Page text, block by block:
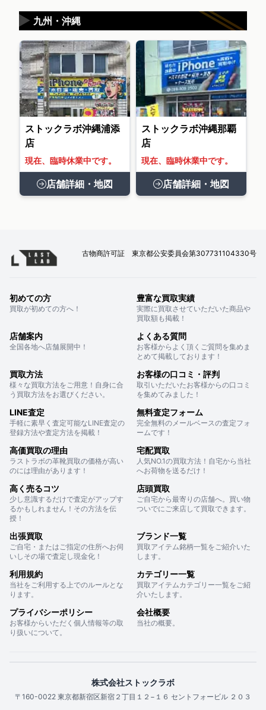
九州・沖縄
▶
ストックラボ沖縄浦添
店
現在、臨時休業中です。
店舗詳細・地図
ストックラボ沖縄那覇
店
現在、臨時休業中です。
店舗詳細・地図
古物商許可証 東京都公安委員会第307731104330号
初めての方
買取が初めての方へ！
豊富な買取実績
実際に買取させていただいた商品や
買取額も掲載！
店舗案内
全国各地へ店舗展開中！
よくある質問
お客様からよく頂くご質問を集めま
とめて掲載しております！
買取方法
様々な買取方法をご用意！自身に合
う買取方法をお選びください。
お客様の口コミ・評判
取引いただいたお客様からの口コミ
を集めてみました！
LINE査定
手軽に素早く査定可能なLINE査定の
登録方法や査定方法を掲載！
無料査定フォーム
完全無料のメールベースの査定フォ
ームです！
高価買取の理由
ラストラボの革靴買取の価格が高い
のには理由があります！
宅配買取
人気NO.1の買取方法！自宅から当社
へお荷物を送るだけ！
高く売るコツ
少し意識するだけで査定がアップす
るかもしれません！その方法を伝
授！
店頭買取
ご自宅から最寄りの店舗へ。買い物
ついでにご来店して買取できます。
出張買取
ご自宅・またはご指定の住所へお伺
いしその場で査定し現金化！
ブランド一覧
買取アイテム銘柄一覧をご紹介いた
します。
利用規約
当社をご利用する上でのルールとな
ります。
カテゴリー一覧
買取アイテムカテゴリー一覧をご紹
介いたします。
プライバシーポリシー
お客様からいただく個人情報等の取
り扱いについて。
会社概要
当社の概要。
株式会社ストックラボ
〒160-0022 東京都新宿区新宿２丁目１２−１６ セントフォービル ２０３